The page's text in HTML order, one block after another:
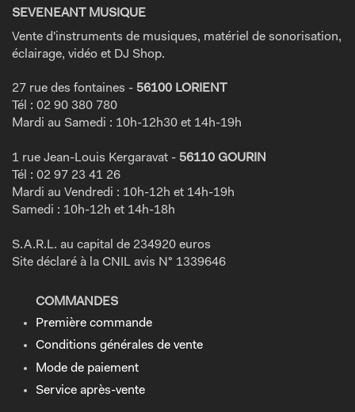
SEVENEANT MUSIQUE
Vente d'instruments de musiques, matériel de sonorisation,
éclairage, vidéo et DJ Shop.
27 rue des fontaines - 56100 LORIENT
Tél : 02 90 380 780
Mardi au Samedi : 10h-12h30 et 14h-19h
1 rue Jean-Louis Kergaravat - 56110 GOURIN
Tél : 02 97 23 41 26
Mardi au Vendredi : 10h-12h et 14h-19h
Samedi : 10h-12h et 14h-18h
S.A.R.L. au capital de 234920 euros
Site déclaré à la CNIL avis N° 1339646
COMMANDES
Première commande
Conditions générales de vente
Mode de paiement
Service après-vente